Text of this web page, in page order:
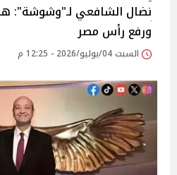
نضال الشافعي لـ"وشوشة":
ورفع رأس مصر
السبت 04/يوليو/2026 - 12:25 م